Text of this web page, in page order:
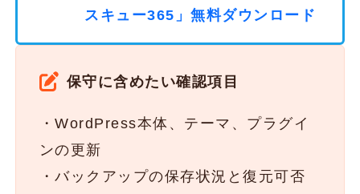
スキュー365」無料ダウンロード
保守に含めたい確認項目
・WordPress本体、テーマ、プラグイ
ンの更新
・バックアップの保存状況と復元可否